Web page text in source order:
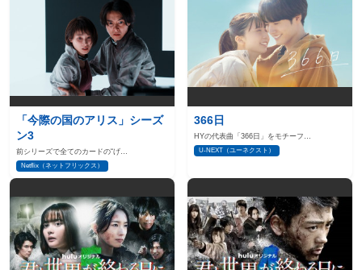
「今際の国のアリス」シーズ
ン3
前シリーズで全てのカードの“げ…
Netflix（ネットフリックス）
366日
HYの代表曲「366日」をモチーフ…
U-NEXT（ユーネクスト）